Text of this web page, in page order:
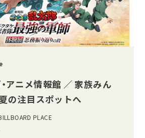
アニメ情報館 ／ 家族みん
の注目スポットへ
PLACE